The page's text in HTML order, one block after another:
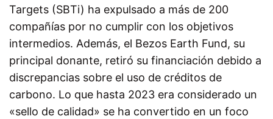
Targets (SBTi) ha expulsado a más de 200
compañías por no cumplir con los objetivos
intermedios. Además, el Bezos Earth Fund, su
principal donante, retiró su financiación debido a
discrepancias sobre el uso de créditos de
carbono. Lo que hasta 2023 era considerado un
«sello de calidad» se ha convertido en un foco